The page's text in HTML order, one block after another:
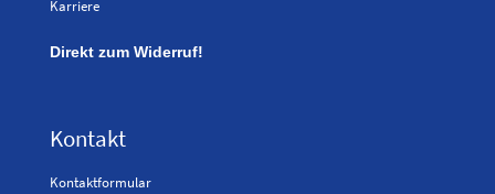
Karriere
Direkt zum Widerruf!
Kontakt
Kontaktformular